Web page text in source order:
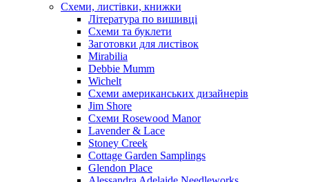
Схеми, листівки, книжки
Література по вишивці
Схеми та буклети
Заготовки для листівок
Mirabilia
Debbie Mumm
Wichelt
Схеми американських дизайнерів
Jim Shore
Cхеми Rosewood Manor
Lavender & Lace
Stoney Creek
Cottage Garden Samplings
Glendon Place